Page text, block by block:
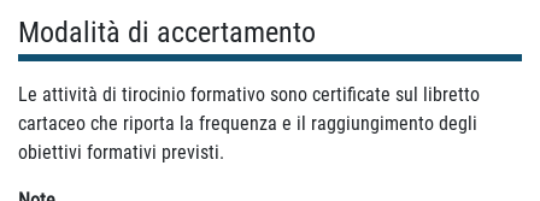
Modalità di accertamento
Le attività di tirocinio formativo sono certificate sul libretto
cartaceo che riporta la frequenza e il raggiungimento degli
obiettivi formativi previsti.